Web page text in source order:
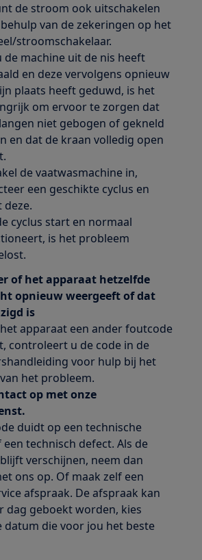
de stroom ook uitschakelen
van de zekeringen op het
stroomschakelaar.
de machine uit de nis heeft
en deze vervolgens opnieuw
plaats heeft geduwd, is het
om ervoor te zorgen dat
niet gebogen of gekneld
en dat de kraan volledig open
de vaatwasmachine in,
een geschikte cyclus en
deze.
cyclus start en normaal
is het probleem
of het apparaat hetzelfde
opnieuw weergeeft of dat
is
apparaat een ander foutcode
controleert u de code in de
voor hulp bij het
het probleem.
op met onze
duidt op een technische
technisch defect. Als de
verschijnen, neem dan
ons op. Of maak zelf een
afspraak. De afspraak kan
dag geboekt worden, kies
datum die voor jou het beste